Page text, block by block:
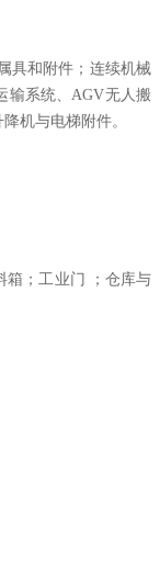
具和附件；连续机械
输系统、AGV无人搬
机与电梯附件。
箱；工业门 ；仓库与